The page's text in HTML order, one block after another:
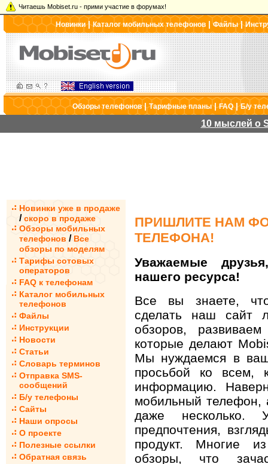
Читаешь Mobiset.ru - прими участие в форумах!
Новинки|Каталог мобильных телефонов |Файлы|
Обзоры телефонов|Тарифные планы|FAQ|Б/у
10 мыслей о
Новинки уже в продаже
/ скоро в продаже
Обзоры мобильных
телефонов / Все
обзоры по моделям
Тарифы сотовых
операторов
FAQ к телефонам
Каталог мобильных
телефонов
Файлы
Инструкции
Новости
Статьи
Словарь терминов
Отправка SMS-
сообщений
Б/у телефоны
Сайты
Наши опросы
О проекте
Полезные ссылки
Обратная связь
ПРИШЛИТЕ НАМ
ТЕЛЕФОНА!
Уважаемые
нашего ресурса!
Все вы знаете,
сделать наш сайт
обзоров,
которые делают
Мы нуждаемся в
просьбой ко всем,
информацию.
мобильный телефон,
даже
предпочтения,
продукт. Многие
обзоры, что